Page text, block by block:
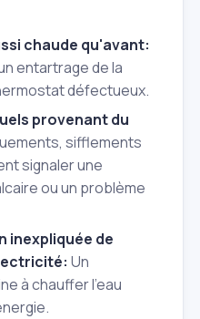
chaude qu'avant:
entartrage de la
défectueux.
provenant du
sifflements
signaler une
ou un problème
inexpliquée de
Un
à chauffer l'eau